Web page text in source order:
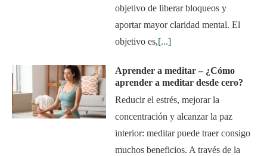
objetivo de liberar bloqueos y
aportar mayor claridad mental. El
objetivo es,[...]
Aprender a meditar – ¿Cómo
aprender a meditar desde cero?
Reducir el estrés, mejorar la
concentración y alcanzar la paz
interior: meditar puede traer consigo
muchos beneficios. A través de la